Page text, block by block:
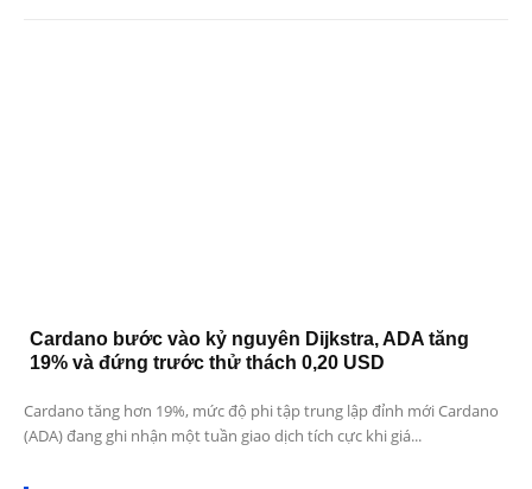
Cardano bước vào kỷ nguyên Dijkstra, ADA tăng
19% và đứng trước thử thách 0,20 USD
Cardano tăng hơn 19%, mức độ phi tập trung lập đỉnh mới Cardano
(ADA) đang ghi nhận một tuần giao dịch tích cực khi giá...